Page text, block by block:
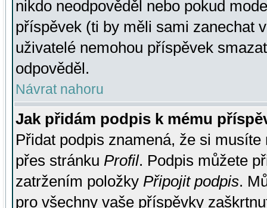
nikdo neodpověděl nebo pokud
příspěvek (ti by měli sami zanechat
uživatelé nemohou příspěvek
odpověděl.
Návrat nahoru
Jak přidám podpis k mému
Přidat podpis znamená, že si
přes stránku Profil. Podpis můžete
zatržením položky Připojit podpis.
pro všechny vaše příspěvky